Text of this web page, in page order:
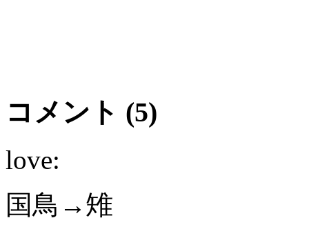
コメント (5)
love:
国鳥→雉